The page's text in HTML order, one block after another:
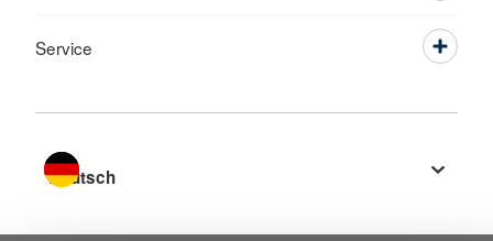
Service
Sprache wechseln zu